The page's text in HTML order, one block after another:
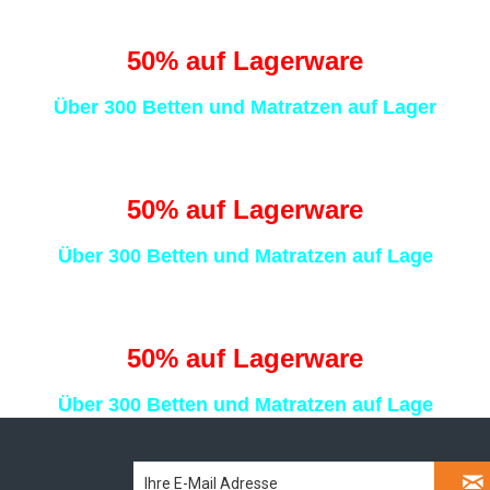
50% auf Lagerware
Über 300 Betten und Matratzen auf Lager
50% auf Lagerware
Über 300 Betten und Matratzen auf Lage
50% auf Lagerware
Über 300 Betten und Matratzen auf Lage